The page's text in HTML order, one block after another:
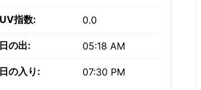
UV指数: 0.0
日の出: 05:18 AM
日の入り: 07:30 PM